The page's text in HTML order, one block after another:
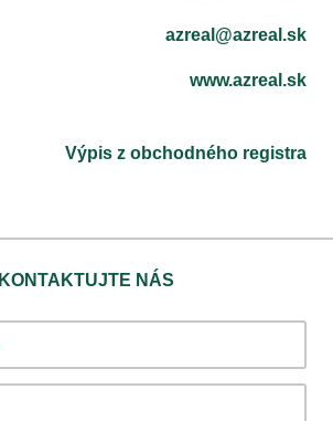
azreal@azreal.sk
www.azreal.sk
Výpis z obchodného registra
KONTAKTUJTE NÁS